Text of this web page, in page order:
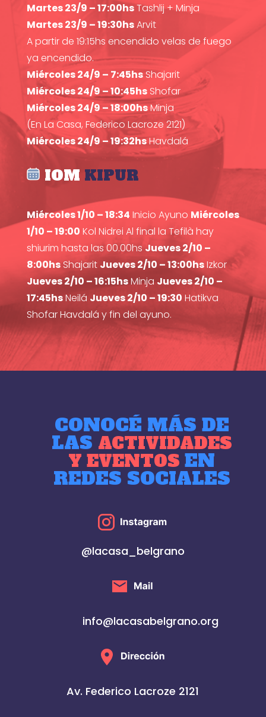
Martes 23/9 – 17:00hsTashlij + Minja
Martes 23/9 – 19:30hsArvit
A partir de 19:15hs encendido velas de fuego
ya encendido.
Miércoles 24/9 – 7:45hsShajarit
Miércoles 24/9 – 10:45hsShofar
Miércoles 24/9 – 18:00hsMinja
(En La Casa, Federico Lacroze 2121)
Miércoles 24/9 – 19:32hsHavdalá
IOM KIPUR
Miércoles 1/10 – 18:34 Inicio Ayuno Miércoles
1/10 – 19:00 Kol Nidrei Al final la Tefilà hay
shiurim hasta las 00.00hsJueves 2/10 –
8:00hsShajarit Jueves 2/10 – 13:00hsIzkor
Jueves 2/10 – 16:15hsMinja Jueves 2/10 –
17:45hsNeilá Jueves 2/10 – 19:30 Hatikva
Shofar Havdalá y fin del ayuno.
CONOCÉ MÁS DE
LAS ACTIVIDADES
Y EVENTOSEN
REDES SOCIALES
@lacasa_belgrano
info@lacasabelgrano.org
Av. Federico Lacroze 2121